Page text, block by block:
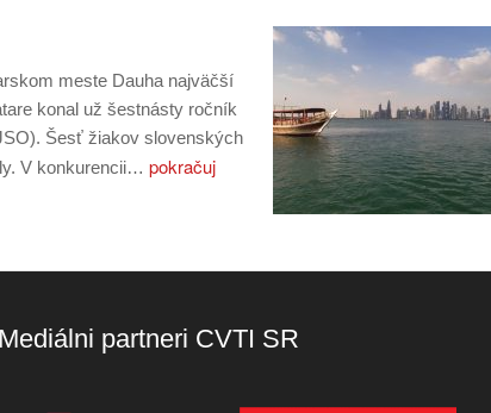
meste Dauha najväčší
konal už šestnásty ročník
Šesť žiakov slovenských
V konkurencii… pokračuj
Mediálni partneri CVTI SR